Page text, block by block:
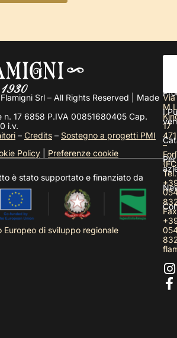
Srl – All Rights Reserved | Made
n. 17 6858 P.IVA 00851680405 Cap.
i.v.
– Credits – Sostegno a progetti PMI
Policy Preferenze cookie
è stato supportato e finanziato da
Europeo di sviluppo regionale
I
Via
17
–
Tel.